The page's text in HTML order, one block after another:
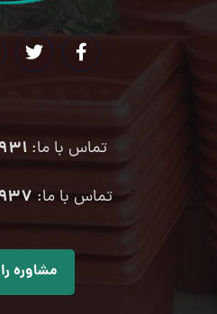
تماس با ما:
تماس با ما:
مشاوره